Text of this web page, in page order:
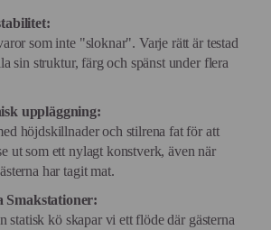
som inte "sloknar". Varje rätt är testad
sin struktur, färg och spänst under flera
uppläggning:
höjdskillnader och stilrena fat för att
ut som ett nylagt konstverk, även när
har tagit mat.
Smakstationer:
statisk kö skapar vi ett flöde där gästerna